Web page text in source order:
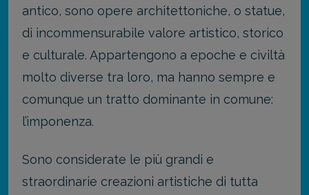
antico, sono opere architettoniche, o statue,
di incommensurabile valore artistico, storico
e culturale. Appartengono a epoche e civiltà
molto diverse tra loro, ma hanno sempre e
comunque un tratto dominante in comune:
l’imponenza.
Sono considerate le più grandi e
straordinarie creazioni artistiche di tutta